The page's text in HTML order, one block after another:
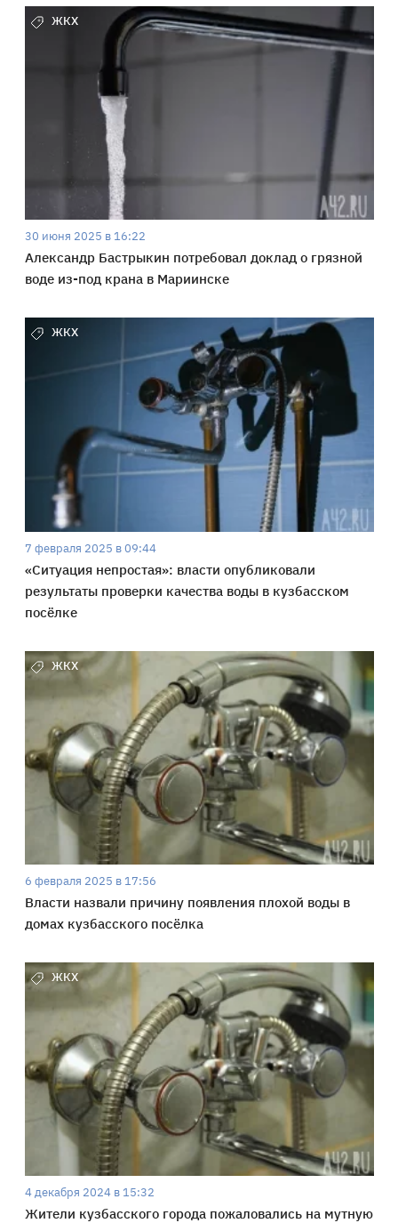
ЖКХ
30 июня 2025 в 16:22
Александр Бастрыкин потребовал доклад о грязной
воде из-под крана в Мариинске
ЖКХ
7 февраля 2025 в 09:44
«Ситуация непростая»: власти опубликовали
результаты проверки качества воды в кузбасском
посёлке
ЖКХ
6 февраля 2025 в 17:56
Власти назвали причину появления плохой воды в
домах кузбасского посёлка
ЖКХ
4 декабря 2024 в 15:32
Жители кузбасского города пожаловались на мутную